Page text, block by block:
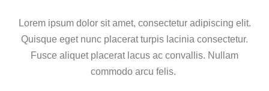
Lorem ipsum dolor sit amet, consectetur adipiscing elit.
Quisque eget nunc placerat turpis lacinia consectetur.
Fusce aliquet placerat lacus ac convallis. Nullam
commodo arcu felis.